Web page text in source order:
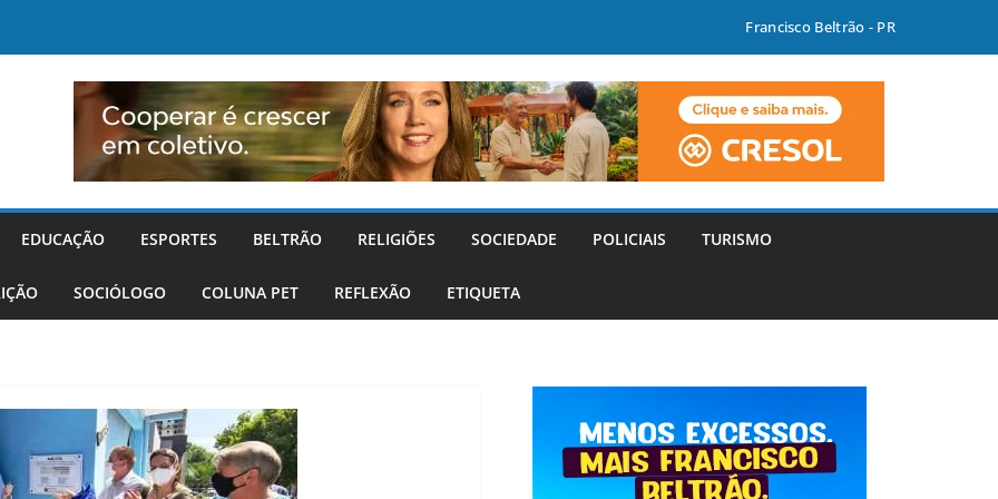
Francisco Beltrão - PR
EDUCAÇÃO ESPORTES BELTRÃO RELIGIÕES SOCIEDADE POLICIAIS TURISMO
SOCIÓLOGO COLUNA PET REFLEXÃO ETIQUETA